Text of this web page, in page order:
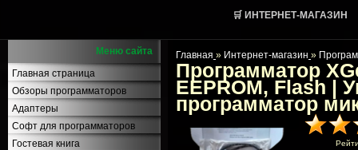
🛒 ИНТЕРНЕТ-МАГАЗИН
Меню сайта
Главная страница
Обзоры программаторов
Адаптеры
Софт для программаторов
Гостевая книга
Главная » Интернет-магазин »
Программатор
EEPROM, Flash |
программатор